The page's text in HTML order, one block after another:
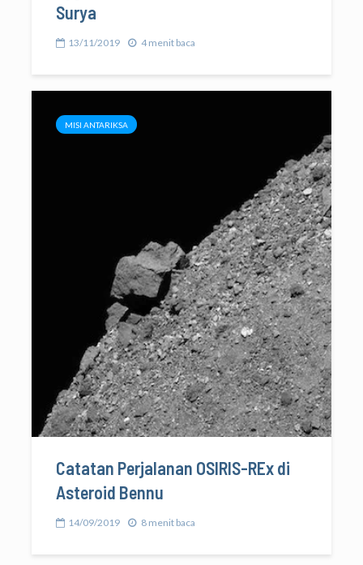
Surya
13/11/2019 4 menit baca
MISI ANTARIKSA
Catatan Perjalanan OSIRIS-REx di
Asteroid Bennu
14/09/2019 8 menit baca